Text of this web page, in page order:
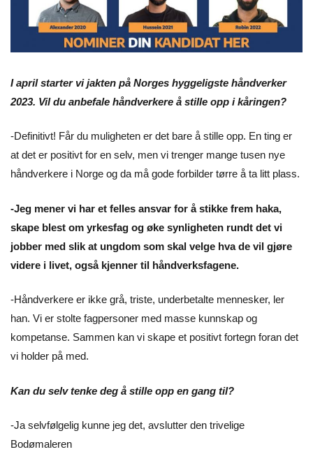
I april starter vi jakten på Norges hyggeligste håndverker
2023. Vil du anbefale håndverkere å stille opp i kåringen?
-Definitivt! Får du muligheten er det bare å stille opp. En ting er
at det er positivt for en selv, men vi trenger mange tusen nye
håndverkere i Norge og da må gode forbilder tørre å ta litt plass.
-Jeg mener vi har et felles ansvar for å stikke frem haka,
skape blest om yrkesfag og øke synligheten rundt det vi
jobber med slik at ungdom som skal velge hva de vil gjøre
videre i livet, også kjenner til håndverksfagene.
-Håndverkere er ikke grå, triste, underbetalte mennesker, ler
han. Vi er stolte fagpersoner med masse kunnskap og
kompetanse. Sammen kan vi skape et positivt fortegn foran det
vi holder på med.
Kan du selv tenke deg å stille opp en gang til?
-Ja selvfølgelig kunne jeg det, avslutter den trivelige
Bodømaleren